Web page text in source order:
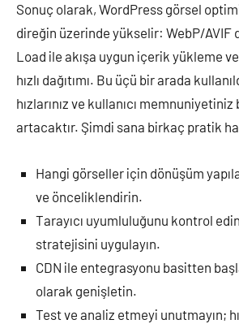
Sonuç olarak, WordPress görsel
direğin üzerinde yükselir: WebP/AVIF
Load ile akışa uygun içerik yükleme
hızlı dağıtımı. Bu üçü bir arada
hızlarınız ve kullanıcı
artacaktır. Şimdi sana birkaç pratik
Hangi görseller için dönüşüm
ve önceliklendirin.
Tarayıcı uyumluluğunu kontrol
stratejisini uygulayın.
CDN ile entegrasyonu basitten
olarak genişletin.
Test ve analiz etmeyi unutmayın;